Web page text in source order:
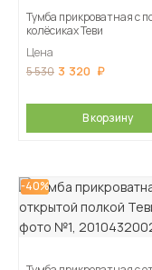
Тумба прикроватная с
колёсиках Теви
Цена
5 530 3 320
В корзину
-40%